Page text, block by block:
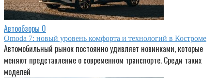
Автообзоры 0
Omoda 7: новый уровень комфорта и технологий в Костроме
Автомобильный рынок постоянно удивляет новинками, которые
меняют представление о современном транспорте. Среди таких
моделей